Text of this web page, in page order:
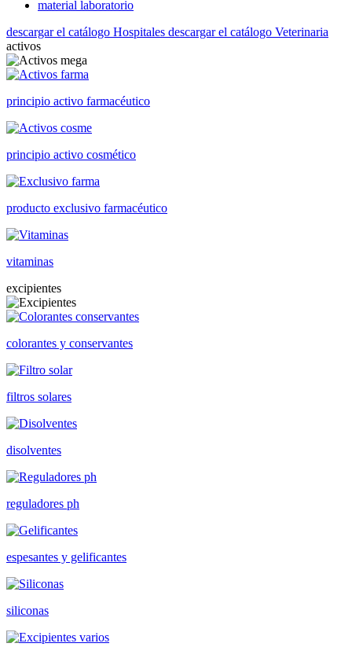
material laboratorio
descargar el catálogo Hospitales descargar el catálogo Veterinaria
activos
principio activo farmacéutico
principio activo cosmético
producto exclusivo farmacéutico
vitaminas
excipientes
colorantes y conservantes
filtros solares
disolventes
reguladores ph
espesantes y gelificantes
siliconas